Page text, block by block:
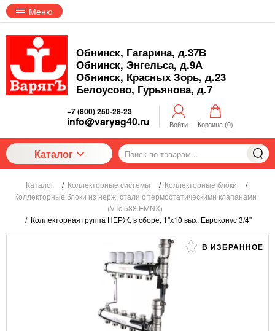
Меню
Обнинск, Гагарина, д.37В
Обнинск, Энгельса, д.9А
Обнинск, Красных Зорь, д.23
Белоусово, Гурьянова, д.7
+7 (800) 250-28-23
info@varyag40.ru Войти Корзина (0)
Каталог
Каталог / Коллекторные системы / Коллекторные блоки
/
Коллекторные блоки из нерж. стали с термостатическими клапанами
(VTc.588.EMNX)
/ Коллекторная группа НЕРЖ, в сборе, 1"х10 вых. Евроконус 3/4"
В ИЗБРАННОЕ